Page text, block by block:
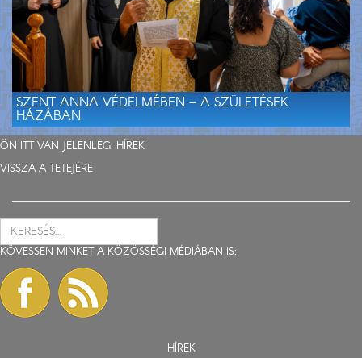
SZENT ANNA VÉDELMÉBEN – A SZÜLETÉSEK
HÁZÁBAN
ÖN ITT VAN JELENLEG: HÍREK
VISSZA A TETEJÉRE
KÖVESSEN MINKET A KÖZÖSSÉGI MÉDIÁBAN IS:
HÍREK